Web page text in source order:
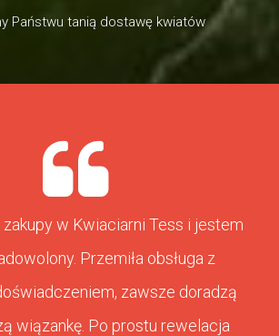
Państwu tanią dostawę kwiatów
w Kwiaciarni Tess i jestem
Przemiła obsługa z
zawsze doradzą
wiązankę. Po prostu rewelacja